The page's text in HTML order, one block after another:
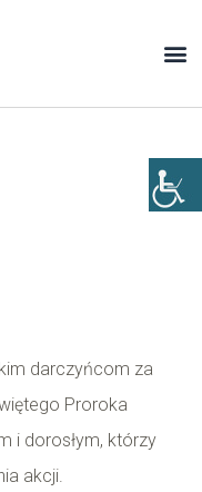
darczyńcom za
Proroka
i dorosłym, którzy
akcji.